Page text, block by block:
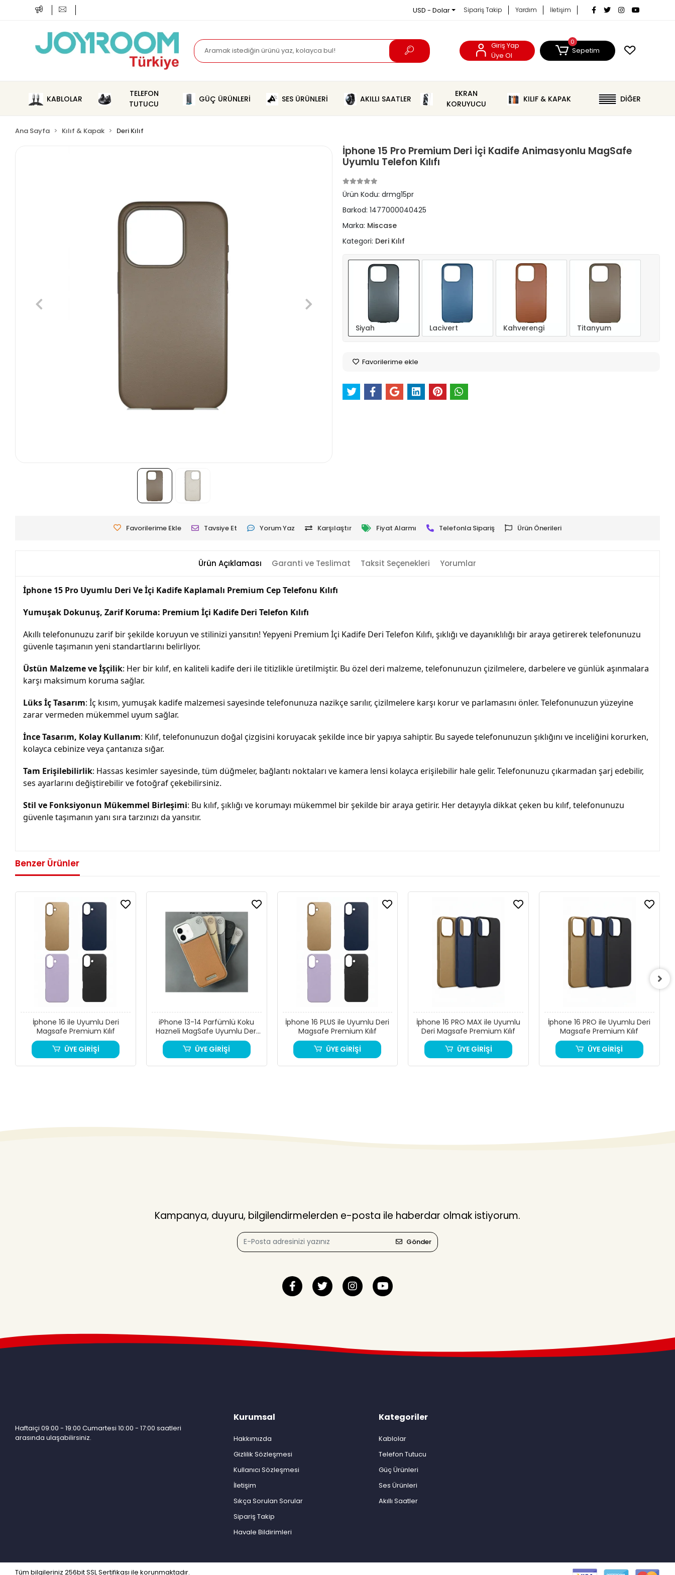
USD - Dolar Sipariş Takip Yardım İletişim
Giriş Yap
Üye Ol
0
Sepetim
KABLOLAR
TELEFON
TUTUCU
GÜÇ ÜRÜNLERİ SES ÜRÜNLERİ AKILLI SAATLER
EKRAN
KORUYUCU
KILIF & KAPAK DİĞER
Ana Sayfa Kılıf & Kapak Deri Kılıf
İphone 15 Pro Premium Deri İçi Kadife Animasyonlu MagSafe
Uyumlu Telefon Kılıfı
Ürün Kodu: drmg15pr
Barkod: 1477000040425
Marka: Miscase
Kategori: Deri Kılıf
Siyah Lacivert Kahverengi Titanyum
Favorilerime ekle
Favorilerime Ekle Tavsiye Et Yorum Yaz Karşılaştır Fiyat Alarmı Telefonla Sipariş Ürün Önerileri
Ürün Açıklaması Garanti ve Teslimat Taksit Seçenekleri Yorumlar
İphone 15 Pro Uyumlu Deri Ve İçi Kadife Kaplamalı Premium Cep Telefonu Kılıfı
Yumuşak Dokunuş, Zarif Koruma: Premium İçi Kadife Deri Telefon Kılıfı
Akıllı telefonunuzu zarif bir şekilde koruyun ve stilinizi yansıtın! Yepyeni Premium İçi Kadife Deri Telefon Kılıfı, şıklığı ve dayanıklılığı bir araya getirerek telefonunuzu
güvenle taşımanın yeni standartlarını belirliyor.
Üstün Malzeme ve İşçilik: Her bir kılıf, en kaliteli kadife deri ile titizlikle üretilmiştir. Bu özel deri malzeme, telefonunuzun çizilmelere, darbelere ve günlük aşınmalara
karşı maksimum koruma sağlar.
Lüks İç Tasarım: İç kısım, yumuşak kadife malzemesi sayesinde telefonunuza nazikçe sarılır, çizilmelere karşı korur ve parlamasını önler. Telefonunuzun yüzeyine
zarar vermeden mükemmel uyum sağlar.
İnce Tasarım, Kolay Kullanım: Kılıf, telefonunuzun doğal çizgisini koruyacak şekilde ince bir yapıya sahiptir. Bu sayede telefonunuzun şıklığını ve inceliğini korurken,
kolayca cebinize veya çantanıza sığar.
Tam Erişilebilirlik: Hassas kesimler sayesinde, tüm düğmeler, bağlantı noktaları ve kamera lensi kolayca erişilebilir hale gelir. Telefonunuzu çıkarmadan şarj edebilir,
ses ayarlarını değiştirebilir ve fotoğraf çekebilirsiniz.
Stil ve Fonksiyonun Mükemmel Birleşimi: Bu kılıf, şıklığı ve korumayı mükemmel bir şekilde bir araya getirir. Her detayıyla dikkat çeken bu kılıf, telefonunuzu
güvenle taşımanın yanı sıra tarzınızı da yansıtır.
Benzer Ürünler
İphone 16 ile Uyumlu Deri
Magsafe Premium Kılıf
ÜYE GİRİŞİ
iPhone 13-14 Parfümlü Koku
Hazneli MagSafe Uyumlu Deri
Kılıf
ÜYE GİRİŞİ
İphone 16 PLUS ile Uyumlu Deri
Magsafe Premium Kılıf
ÜYE GİRİŞİ
İphone 16 PRO MAX ile Uyumlu
Deri Magsafe Premium Kılıf
ÜYE GİRİŞİ
İphone 16 PRO ile Uyumlu Deri
Magsafe Premium Kılıf
ÜYE GİRİŞİ
Kampanya, duyuru, bilgilendirmelerden e-posta ile haberdar olmak istiyorum.
Gönder
Haftaiçi 09:00 - 19:00 Cumartesi 10:00 - 17:00 saatleri
arasında ulaşabilirsiniz.
Kurumsal
Hakkımızda
Gizlilik Sözleşmesi
Kullanıcı Sözleşmesi
İletişim
Sıkça Sorulan Sorular
Sipariş Takip
Havale Bildirimleri
Kategoriler
Kablolar
Telefon Tutucu
Güç Ürünleri
Ses Ürünleri
Akıllı Saatler
Tüm bilgileriniz 256bit SSL Sertifikası ile korunmaktadır.